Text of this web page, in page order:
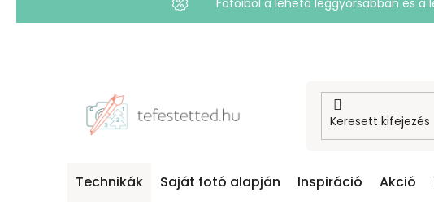
Fotóiból a lehető leggyorsabban és
Technikák Saját fotó alapján Inspiráció Akció